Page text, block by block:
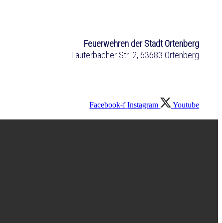
Feuerwehren der Stadt Ortenberg
Lauterbacher Str. 2, 63683 Ortenberg
Facebook-f Instagram Youtube